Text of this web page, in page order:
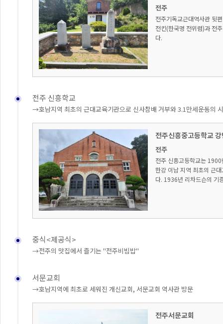
전주
전주기독교근대역사관 뒷
전킨(한국명 전위렴)과 전
다.
전주 신흥학교
→호남지역 최초의 근대교육기관으로 신사참배 거부와 3.1만세운동의
전주신흥중고등학교
전주
전주 신흥고등학교는
한강 이남 지역 최초의 근
다. 1936년 리차드슨의 기
중식<제공식>
→전주의 맛집에서 즐기는 "전주비빔밥"
서문교회
→호남지역에 최초로 세워진 개신교회, 서문교회 역사관 방문
전주서문교회